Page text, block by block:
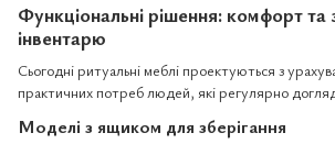
Функціональні рішення: комфорт та
інвентарю
Сьогодні ритуальні меблі проектуються з
практичних потреб людей, які регулярно
Моделі з ящиком для зберігання